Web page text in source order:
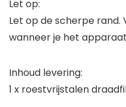
Let op:
Let op de scherpe rand.
wanneer je het
Inhoud levering:
1 x roestvrijstalen